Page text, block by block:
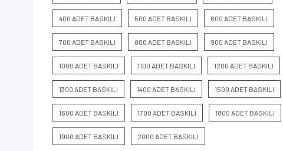
400 ADET BASKILI 500 ADET BASKILI 600 ADET BASKILI
700 ADET BASKILI 800 ADET BASKILI 900 ADET BASKILI
1000 ADET BASKILI 1100 ADET BASKILI 1200 ADET BASKILI
1300 ADET BASKILI 1400 ADET BASKILI 1500 ADET BASKILI
1600 ADET BASKILI 1700 ADET BASKILI 1800 ADET BASKILI
1900 ADET BASKILI 2000 ADET BASKILI